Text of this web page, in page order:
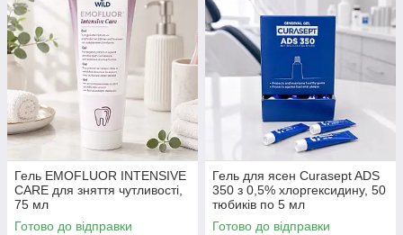
Гель EMOFLUOR INTENSIVE
CARE для зняття чутливості,
75 мл
Готово до відправки
Гель для ясен Curasept ADS
350 з 0,5% хлоргексидину, 50
тюбиків по 5 мл
Готово до відправки